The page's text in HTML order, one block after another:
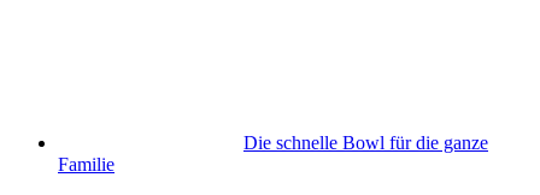
Die schnelle Bowl für die ganze
Familie